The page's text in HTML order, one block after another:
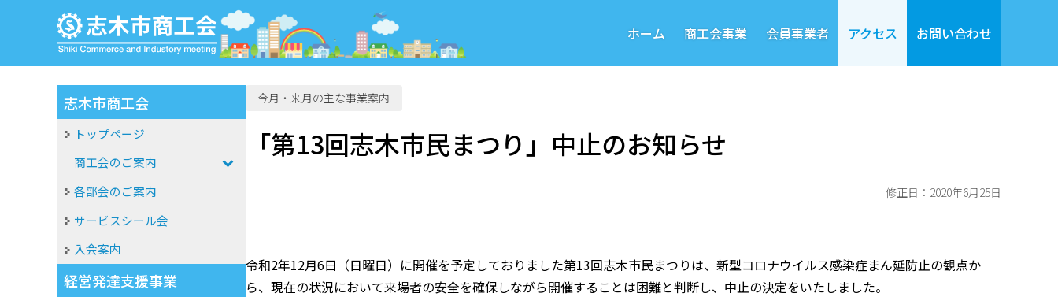
ホーム 商工会事業 会員事業者 アクセス お問い合わせ
今月・来月の主な事業案内
「第13回志木市民まつり」中止のお知らせ
修正日：2020年6月25日
令和2年12月6日（日曜日）に開催を予定しておりました第13回志木市民まつりは、新型コロナウイルス感染症まん延防止の観点か
ら、現在の状況において来場者の安全を確保しながら開催することは困難と判断し、中止の決定をいたしました。
志木市商工会
トップページ
商工会のご案内
各部会のご案内
サービスシール会
入会案内
経営発達支援事業